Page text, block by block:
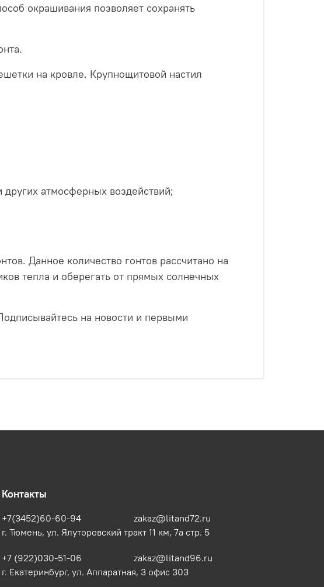
окрашивания позволяет сохранять
на кровле. Крупнощитовой настил
атмосферных воздействий;
Данное количество гонтов рассчитано на
тепла и оберегать от прямых солнечных
на новости и первыми
Контакты
+7(3452)60-60-94
zakaz@litand72.ru
г. Тюмень, ул. Ялуторовский тракт 11 км, 7а стр. 5
+7 (922)030-51-06
zakaz@litand96.ru
г. Екатеринбург, ул. Аппаратная, 3​ офис 303